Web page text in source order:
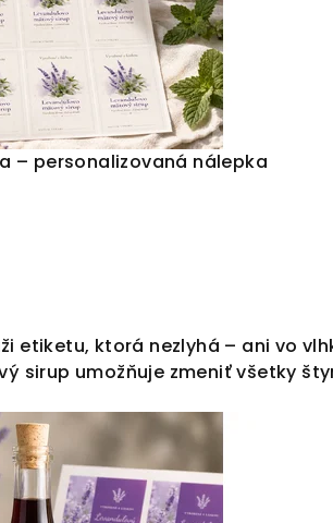
– personalizovaná nálepka
etiketu, ktorá nezlyhá – ani vo
sirup umožňuje zmeniť všetky